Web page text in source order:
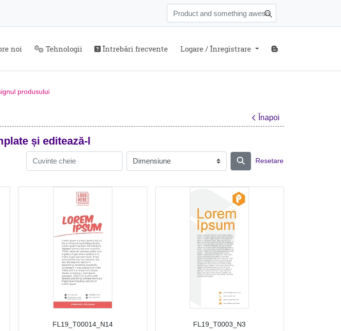
noi
noi Tehnologii
Tehnologii Întrebări frecvente
Întrebări frecvente Logare / Înregistrare Blog
produsului
Înapoi
și editează-l
Resetare
FL19_T00014_N14 FL19_T0003_N3